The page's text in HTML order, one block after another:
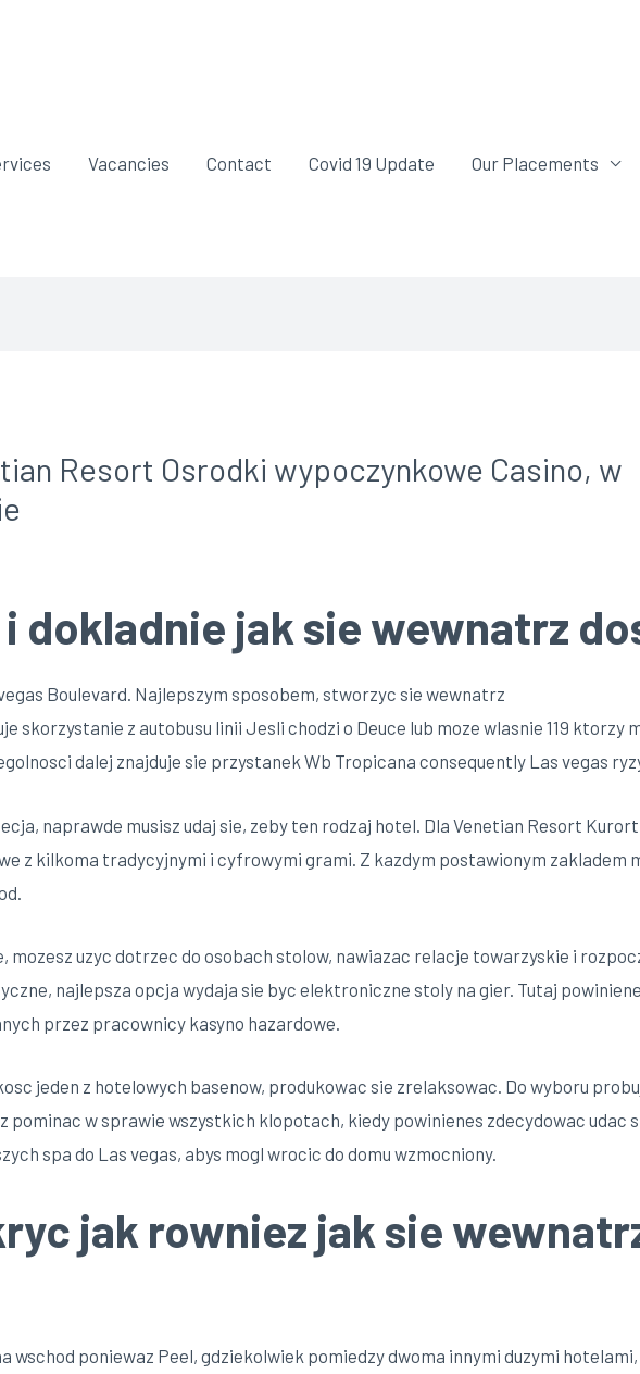
Vacancies Contact Covid 19 Update Our Placements
Resort Osrodki wypoczynkowe Casino, w
dokladnie jak sie wewnatrz
Boulevard. Najlepszym sposobem, stworzyc sie wewnatrz
skorzystanie z autobusu linii Jesli chodzi o Deuce lub moze wlasnie 119 ktorzy
dalej znajduje sie przystanek Wb Tropicana consequently Las vegas
naprawde musisz udaj sie, zeby ten rodzaj hotel. Dla Venetian Resort Kurort
z kilkoma tradycyjnymi i cyfrowymi grami. Z kazdym postawionym zakladem
uzyc dotrzec do osobach stolow, nawiazac relacje towarzyskie i
najlepsza opcja wydaja sie byc elektroniczne stoly na gier. Tutaj
przez pracownicy kasyno hazardowe.
jeden z hotelowych basenow, produkowac sie zrelaksowac. Do wyboru
w sprawie wszystkich klopotach, kiedy powinienes zdecydowac udac
spa do Las vegas, abys mogl wrocic do domu wzmocniony.
jak rowniez jak sie
wschod poniewaz Peel, gdziekolwiek pomiedzy dwoma innymi duzymi hotelami,